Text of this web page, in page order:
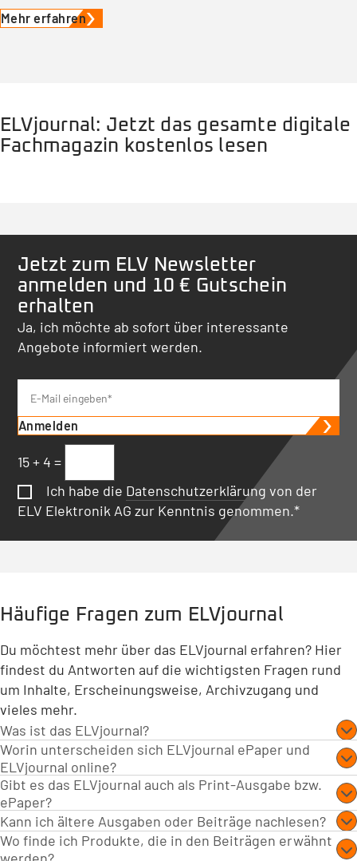
Mehr erfahren
ELVjournal: Jetzt das gesamte digitale
Fachmagazin kostenlos lesen
Jetzt zum ELV Newsletter
anmelden und 10 € Gutschein
erhalten
Ja, ich möchte ab sofort über interessante
Angebote informiert werden.
Anmelden
15 + 4 =
Ich habe die Datenschutzerklärung von der
ELV Elektronik AG zur Kenntnis genommen.*
Häufige Fragen zum ELVjournal
Du möchtest mehr über das ELVjournal erfahren? Hier
findest du Antworten auf die wichtigsten Fragen rund
um Inhalte, Erscheinungsweise, Archivzugang und
vieles mehr.
Was ist das ELVjournal?
Das ELVjournal behandelt Themen rund um Smart
Home, Technik und innovative Lösungen. Hier finden
Sie spannende Hintergrundberichte, detaillierte Bau-
und Projektanleitungen, Produkttests sowie praxisnahe
DIY-Themen. Es richtet sich dabei sowohl an Einsteiger
als auch an erfahrene Anwender, die sich für aktuelle
Worin unterscheiden sich ELVjournal ePaper und
ELVjournal online?
Das ELVjournal ePaper erschien bis 2025 alle zwei
Monate und konzentrierte sich auf unsere
Eigenentwicklungen, exklusive Bausätze und
praxisnahe Smart-Home-Lösungen. Das ELVjournal
Gibt es das ELVjournal auch als Print-Ausgabe bzw.
ePaper?
Das ELVjournal erschien bis Ende 2023 als gedruckte
Ausgabe. Im Zeitraum 2024 bis 2025 wurde es
Kann ich ältere Ausgaben oder Beiträge nachlesen?
Ja, alle bisherigen Ausgaben des ELVjournals stehen als
Wo finde ich Produkte, die in den Beiträgen erwähnt